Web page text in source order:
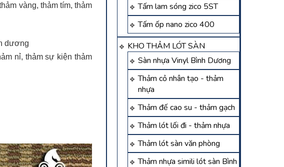
Tấm lam sóng zico 5ST
Tấm ốp nano zico 400
KHO THẢM LÓT SÀN
Sàn nhựa Vinyl Bình Dương
Thảm cỏ nhân tạo - thảm
nhựa
Thảm đế cao su - thảm gạch
Thảm lót lối đi - thảm nhựa
Thảm lót sàn văn phòng
Thảm nhựa simili lót sàn Bình
vàng, thảm tím, thảm
dương
nỉ, thảm sự kiện thảm